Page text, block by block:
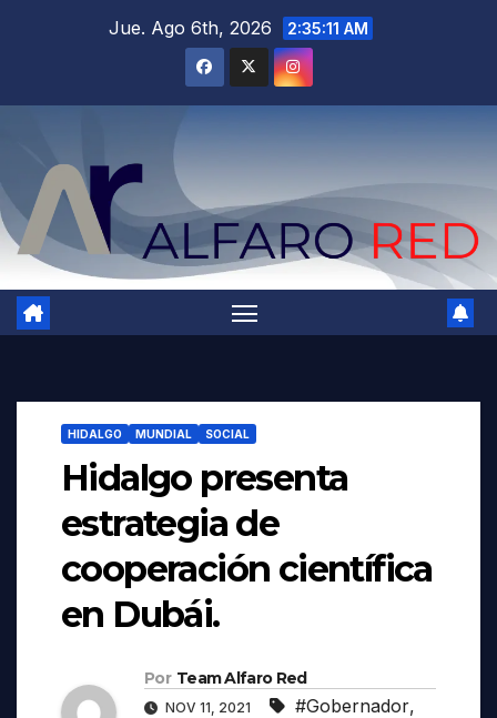
Jue. Ago 6th, 2026 2:35:13 AM
HIDALGO MUNDIAL SOCIAL
Hidalgo presenta
estrategia de
cooperación científica
en Dubái.
Por Team Alfaro Red
NOV 11, 2021 #Gobernador,